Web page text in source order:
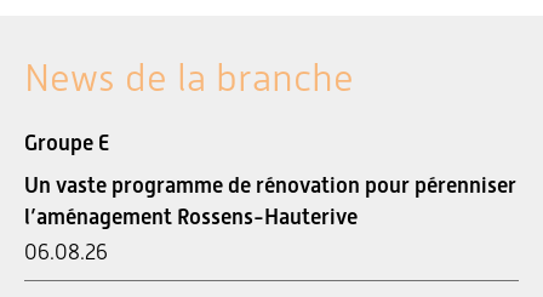
News de la branche
Groupe E
Un vaste programme de rénovation pour pérenniser
l’aménagement Rossens-Hauterive
06.08.26